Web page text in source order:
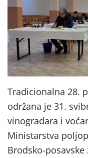
Tradicionalna 28.
održana je 31.
vinogradara i
Ministarstva
Brodsko-